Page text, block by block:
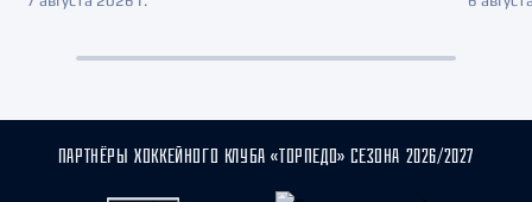
ПАРТНЁРЫ ХОККЕЙНОГО КЛУБА «ТОРПЕДО» СЕЗОНА 2026/2027